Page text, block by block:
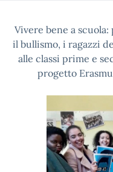
Vivere bene a
il bullismo, i ragazzi
alle classi prime e
progetto